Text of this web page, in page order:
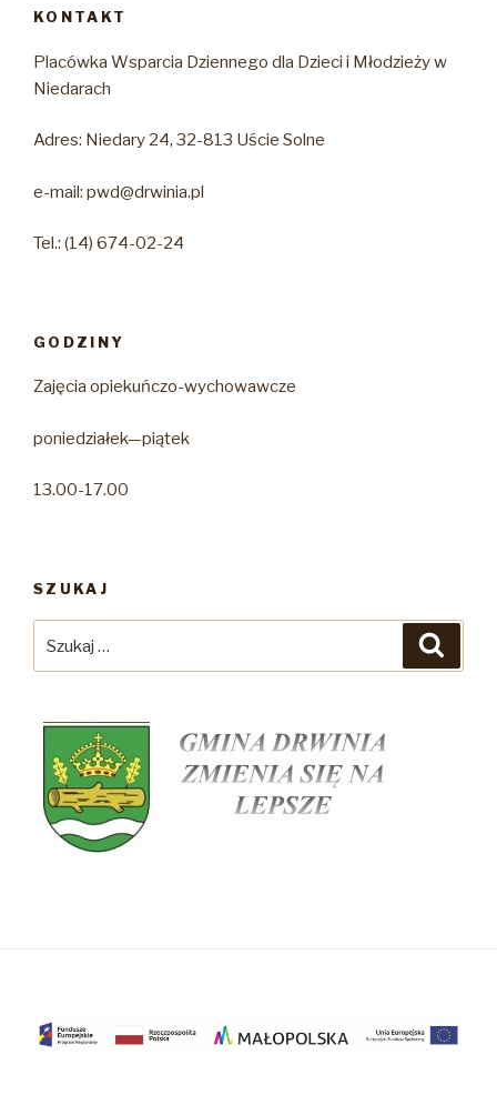
KONTAKT
Placówka Wsparcia Dziennego dla Dzieci i Młodzieży w
Niedarach
Adres: Niedary 24, 32-813 Uście Solne
e-mail: pwd@drwinia.pl
Tel.: (14) 674-02-24
GODZINY
Zajęcia opiekuńczo-wychowawcze
poniedziałek—piątek
13.00-17.00
SZUKAJ